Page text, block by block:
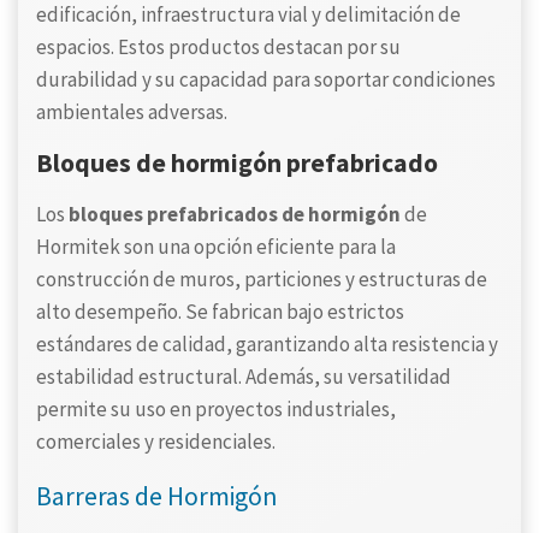
edificación, infraestructura vial y delimitación de
espacios. Estos productos destacan por su
durabilidad y su capacidad para soportar condiciones
ambientales adversas.
Bloques de hormigón prefabricado
Los bloques prefabricados de hormigónde
Hormitek son una opción eficiente para la
construcción de muros, particiones y estructuras de
alto desempeño. Se fabrican bajo estrictos
estándares de calidad, garantizando alta resistencia y
estabilidad estructural. Además, su versatilidad
permite su uso en proyectos industriales,
comerciales y residenciales.
Barreras de Hormigón